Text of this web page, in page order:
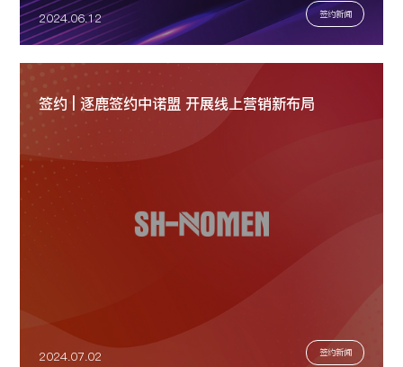
2024.06.12 签约新闻
签约 | 逐鹿签约中诺盟 开展线上营销新布局
2024.07.02 签约新闻